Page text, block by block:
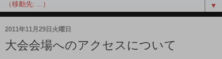
▼
2011年11月29日火曜日
大会会場へのアクセスについて